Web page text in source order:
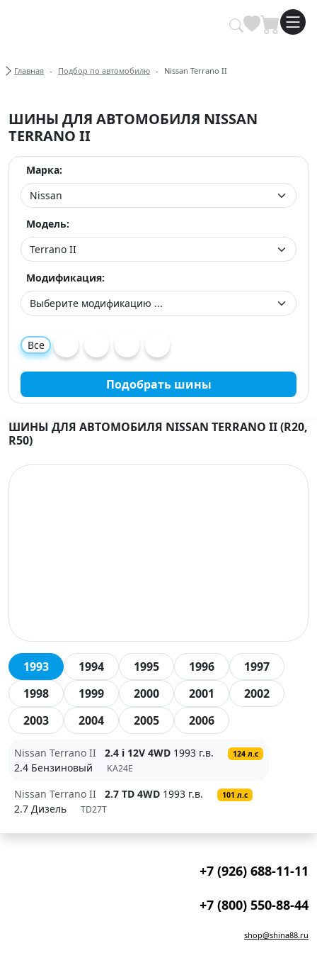
Купить автомобильные шины
Хлебные крошки
Главная Подбор по автомобилю Nissan Terrano II
ШИНЫ ДЛЯ АВТОМОБИЛЯ NISSAN
TERRANO II
Марка:
Модель:
Модификация:
Все
Подобрать шины
ШИНЫ ДЛЯ АВТОМОБИЛЯ NISSAN TERRANO II (R20,
R50)
1993 1994 1995 1996
1997
1998
1999 2000 2001
2002
2003
2004 2005 2006
Nissan Terrano II 2.4 i 12V 4WD 1993 г.в. 124 л.с
2.4 Бензиновый KA24E
Nissan Terrano II 2.7 TD 4WD 1993 г.в. 101 л.с
2.7 Дизель TD27T
+7 (926) 688-11-11
+7 (800) 550-88-44
shop@shina88.ru